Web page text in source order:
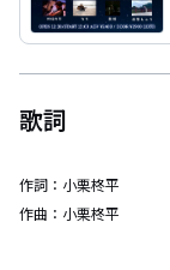
歌詞
作詞： 小栗柊平
作曲： 小栗柊平